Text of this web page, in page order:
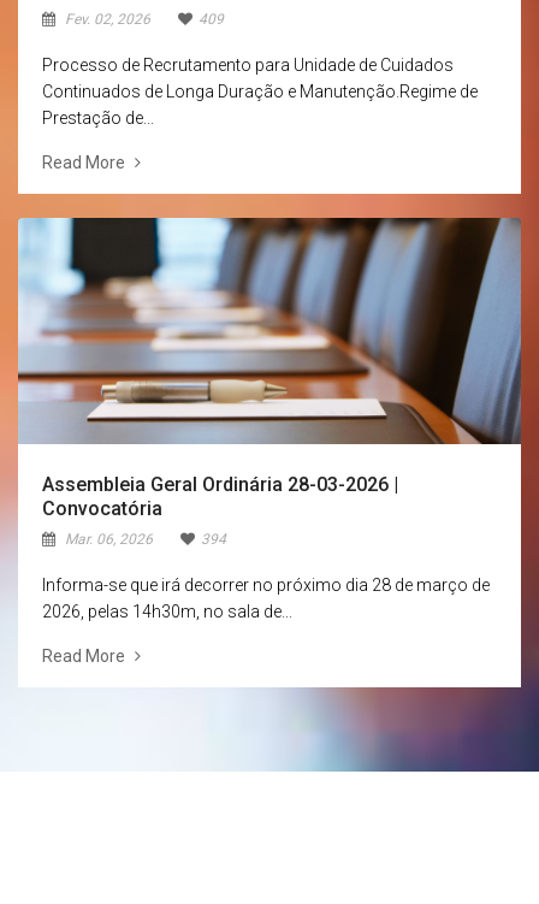
Fev. 02, 2026 409
Processo de Recrutamento para Unidade de Cuidados
Continuados de Longa Duração e Manutenção.Regime de
Prestação de...
Read More
Assembleia Geral Ordinária 28-03-2026 |
Convocatória
Mar. 06, 2026 394
Informa-se que irá decorrer no próximo dia 28 de março de
2026, pelas 14h30m, no sala de...
Read More